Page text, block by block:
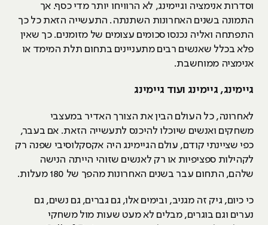
וסדרות אנימציה וגיימינג, לא הרוויחו יותר מדי כסף. אך
התמונה בשנים האחרונות השתנתה. התעשייה הזאת כל כך
התפתחה ואליה נכנסו סכומים עצומים של מזומנים. כך שאין
פלא בכלל שאנשים רבים מתעניינים בתחום תלת המימד או
אנימציה ממוחשבת.
גיימינג, גיימינג ועוד גיימינג
לאחרונה, כל העולם הבין את הצורך האדיר במעצבי
משחקים ואנשים שיוכלו להיכנס לתעשייה הזאת. אם בעבר,
כפי שציינתי קודם, עולם הגיימינג היה אקסקלוסיבי שפנה רק
לקהילות ספציפיות או רק לאנשים שזוהי הייתה הנישה
שלהם, התחום עבר בשנים האחרונות מהפך של 180 מעלות.
כי כיום, גיק זה מגניב, ובימים אלו, גם גברים, גם נשים, גם
נערים וגם בוגרים, מבלים לא מעט שעות מול משחקי